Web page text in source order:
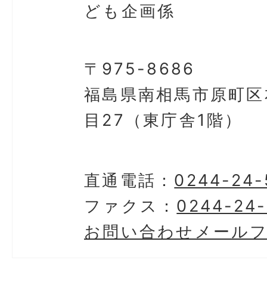
ども企画係
〒975-8686
福島県南相馬市原町
目27（東庁舎1階）
直通電話： 0244-
ファクス： 0244-
お問い合わせメール